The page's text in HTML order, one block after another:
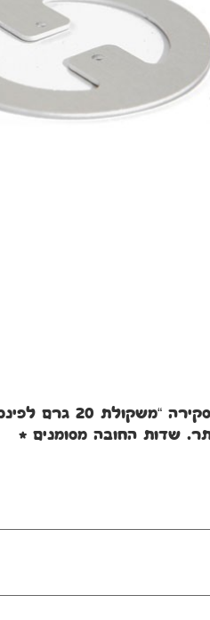
20 גרם לפינס וטורנדו”
שדות החובה מסומנים *